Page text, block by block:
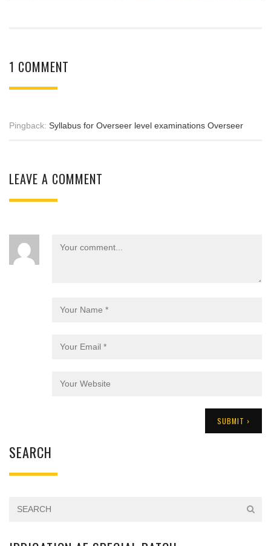
1 COMMENT
Pingback: Syllabus for Overseer level examinations Overseer
LEAVE A COMMENT
SEARCH